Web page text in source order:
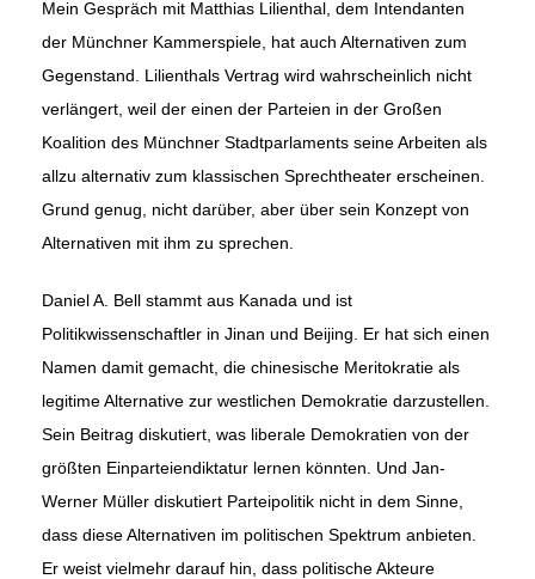
Mein Gespräch mit Matthias Lilienthal, dem Intendanten
der Münchner Kammerspiele, hat auch Alternativen zum
Gegenstand. Lilienthals Vertrag wird wahrscheinlich nicht
verlängert, weil der einen der Parteien in der Großen
Koalition des Münchner Stadtparlaments seine Arbeiten als
allzu alternativ zum klassischen Sprechtheater erscheinen.
Grund genug, nicht darüber, aber über sein Konzept von
Alternativen mit ihm zu sprechen.
Daniel A. Bell stammt aus Kanada und ist
Politikwissenschaftler in Jinan und Beijing. Er hat sich einen
Namen damit gemacht, die chinesische Meritokratie als
legitime Alternative zur westlichen Demokratie darzustellen.
Sein Beitrag diskutiert, was liberale Demokratien von der
größten Einparteiendiktatur lernen könnten. Und Jan-
Werner Müller diskutiert Parteipolitik nicht in dem Sinne,
dass diese Alternativen im politischen Spektrum anbieten.
Er weist vielmehr darauf hin, dass politische Akteure